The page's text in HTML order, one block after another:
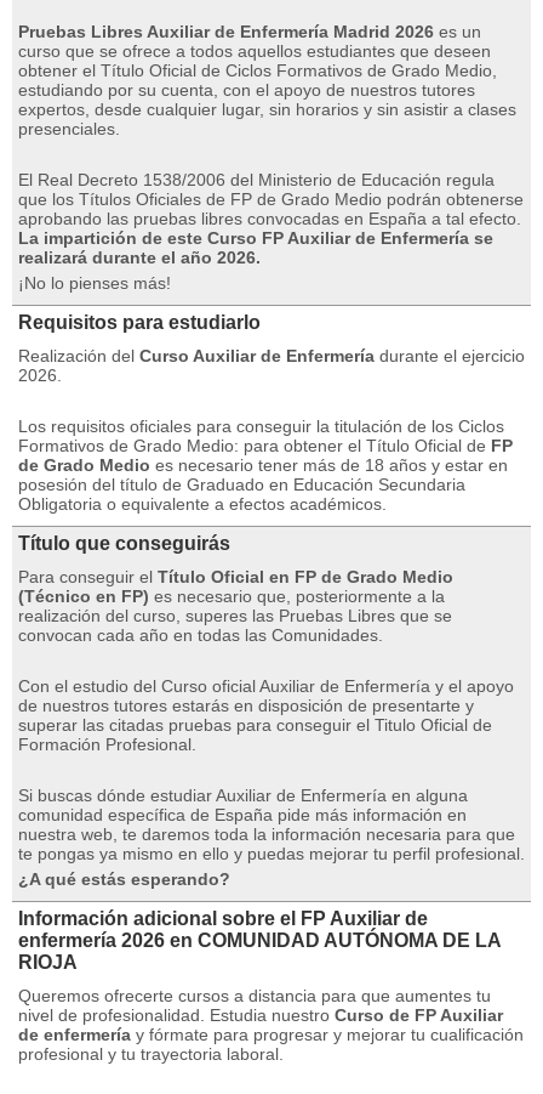
Pruebas Libres Auxiliar de Enfermería Madrid 2026 es un
curso que se ofrece a todos aquellos estudiantes que deseen
obtener el Título Oficial de Ciclos Formativos de Grado Medio,
estudiando por su cuenta, con el apoyo de nuestros tutores
expertos, desde cualquier lugar, sin horarios y sin asistir a clases
presenciales.
El Real Decreto 1538/2006 del Ministerio de Educación regula
que los Títulos Oficiales de FP de Grado Medio podrán obtenerse
aprobando las pruebas libres convocadas en España a tal efecto.
La impartición de este Curso FP Auxiliar de Enfermería se
realizará durante el año 2026.
¡No lo pienses más!
Requisitos para estudiarlo
Realización del Curso Auxiliar de Enfermería durante el ejercicio
2026.
Los requisitos oficiales para conseguir la titulación de los Ciclos
Formativos de Grado Medio: para obtener el Título Oficial de FP
de Grado Medio es necesario tener más de 18 años y estar en
posesión del título de Graduado en Educación Secundaria
Obligatoria o equivalente a efectos académicos.
Título que conseguirás
Para conseguir el Título Oficial en FP de Grado Medio
(Técnico en FP) es necesario que, posteriormente a la
realización del curso, superes las Pruebas Libres que se
convocan cada año en todas las Comunidades.
Con el estudio del Curso oficial Auxiliar de Enfermería y el apoyo
de nuestros tutores estarás en disposición de presentarte y
superar las citadas pruebas para conseguir el Titulo Oficial de
Formación Profesional.
Si buscas dónde estudiar Auxiliar de Enfermería en alguna
comunidad específica de España pide más información en
nuestra web, te daremos toda la información necesaria para que
te pongas ya mismo en ello y puedas mejorar tu perfil profesional.
¿A qué estás esperando?
Información adicional sobre el FP Auxiliar de
enfermería 2026 en COMUNIDAD AUTÓNOMA DE LA
RIOJA
Queremos ofrecerte cursos a distancia para que aumentes tu
nivel de profesionalidad. Estudia nuestro Curso de FP Auxiliar
de enfermería y fórmate para progresar y mejorar tu cualificación
profesional y tu trayectoria laboral.